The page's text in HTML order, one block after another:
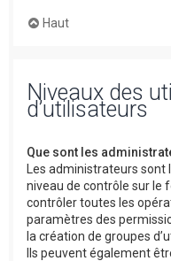
Haut
Niveaux des
d’utilisateurs
Que sont les
Les administrateurs
niveau de contrôle sur le
contrôler toutes les
paramètres des
la création de groupes
Ils peuvent également